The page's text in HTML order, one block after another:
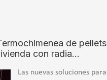
de pellets
con radia…
Las nuevas soluciones